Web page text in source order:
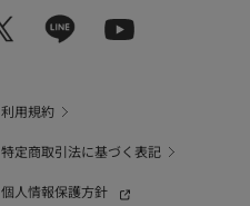
利用規約
特定商取引法に基づく表記
個人情報保護方針